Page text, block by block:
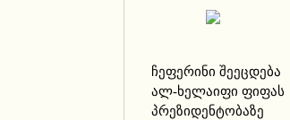
ჩეფერინი შეეცდება
ალ-ხელაიფი ფიფას
პრეზიდენტობაზე